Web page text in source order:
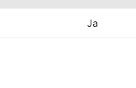
Ja